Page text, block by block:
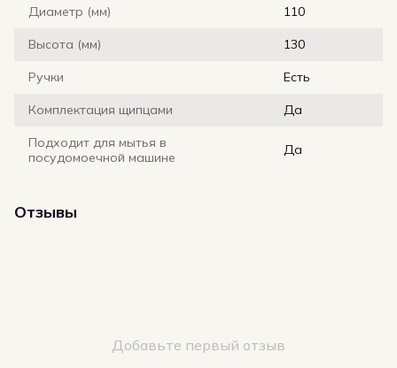
Диаметр (мм) 110
Высота (мм) 130
Ручки Есть
Комплектация щипцами Да
Подходит для мытья в
посудомоечной машине
Да
Отзывы
Добавьте первый отзыв